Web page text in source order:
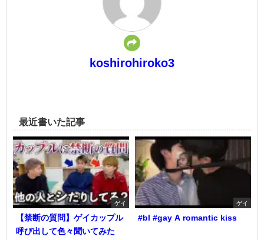
koshirohiroko3
最近書いた記事
ゲイ
【禁断の質問】ゲイカップル
呼び出して色々聞いてみた
ゲイ
#bl #gay A romantic kiss